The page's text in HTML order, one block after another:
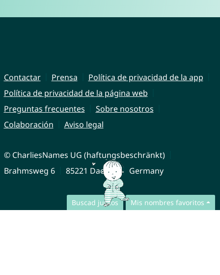
Buscad juntos Mis nombres favoritos
Contactar Prensa
Política de privacidad de la app
Política de privacidad de la página web
Preguntas frecuentes
Sobre nosotros
Colaboración
Aviso legal
© CharliesNames UG (haftungsbeschränkt)
Brahmsweg 6
85221 Dachau Germany